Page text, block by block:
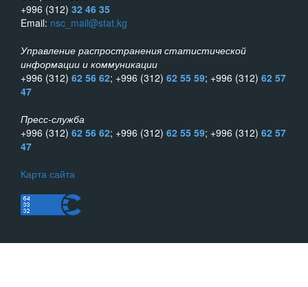
+996 (312) 32 46 35
Email: nsc_mail@stat.kg
Управление распространения статистической
информации и коммуникации
+996 (312) 62 56 62; +996 (312) 62 55 59; +996 (312) 62 57
47
Пресс-служба
+996 (312) 62 56 62; +996 (312) 62 55 59; +996 (312) 62 57
47
Карта сайта